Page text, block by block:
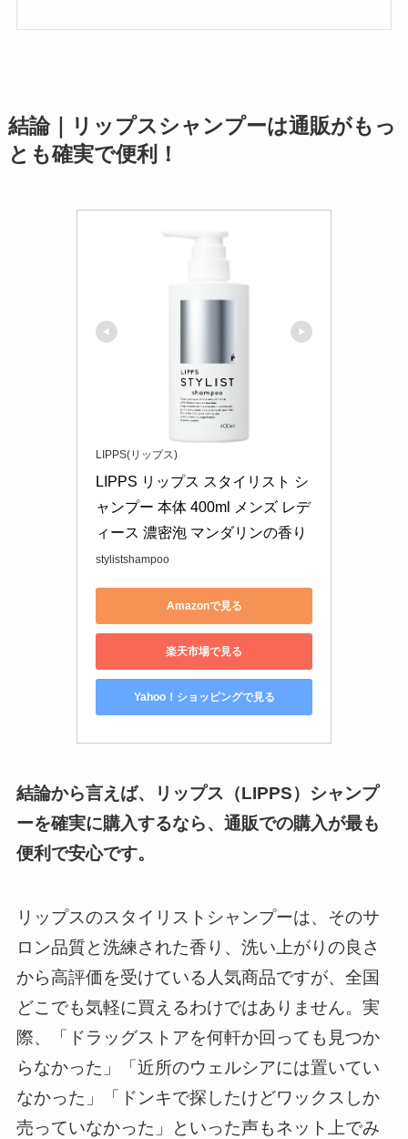
結論｜リップスシャンプーは通販がもっ
とも確実で便利！
LIPPS(リップス)
LIPPS リップス スタイリスト シ
ャンプー 本体 400ml メンズ レデ
ィース 濃密泡 マンダリンの香り
stylistshampoo
Amazonで見る
楽天市場で見る
Yahoo！ショッピングで見る
結論から言えば、リップス（LIPPS）シャンプ
ーを確実に購入するなら、通販での購入が最も
便利で安心です。
リップスのスタイリストシャンプーは、そのサ
ロン品質と洗練された香り、洗い上がりの良さ
から高評価を受けている人気商品ですが、全国
どこでも気軽に買えるわけではありません。実
際、「ドラッグストアを何軒か回っても見つか
らなかった」「近所のウェルシアには置いてい
なかった」「ドンキで探したけどワックスしか
売っていなかった」といった声もネット上でみ